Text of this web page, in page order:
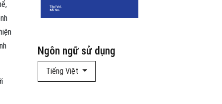
Ngôn ngữ sử dụng
Tiếng Việt